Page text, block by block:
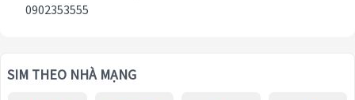
0902353555
SIM THEO NHÀ MẠNG